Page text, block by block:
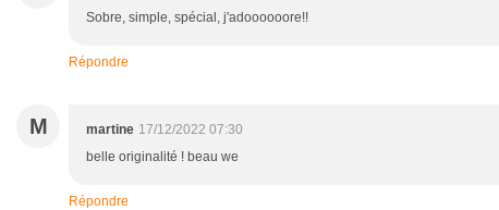
Sobre, simple, spécial, j'adoooooore!!
Répondre
M martine 17/12/2022 07:30
belle originalité ! beau we
Répondre